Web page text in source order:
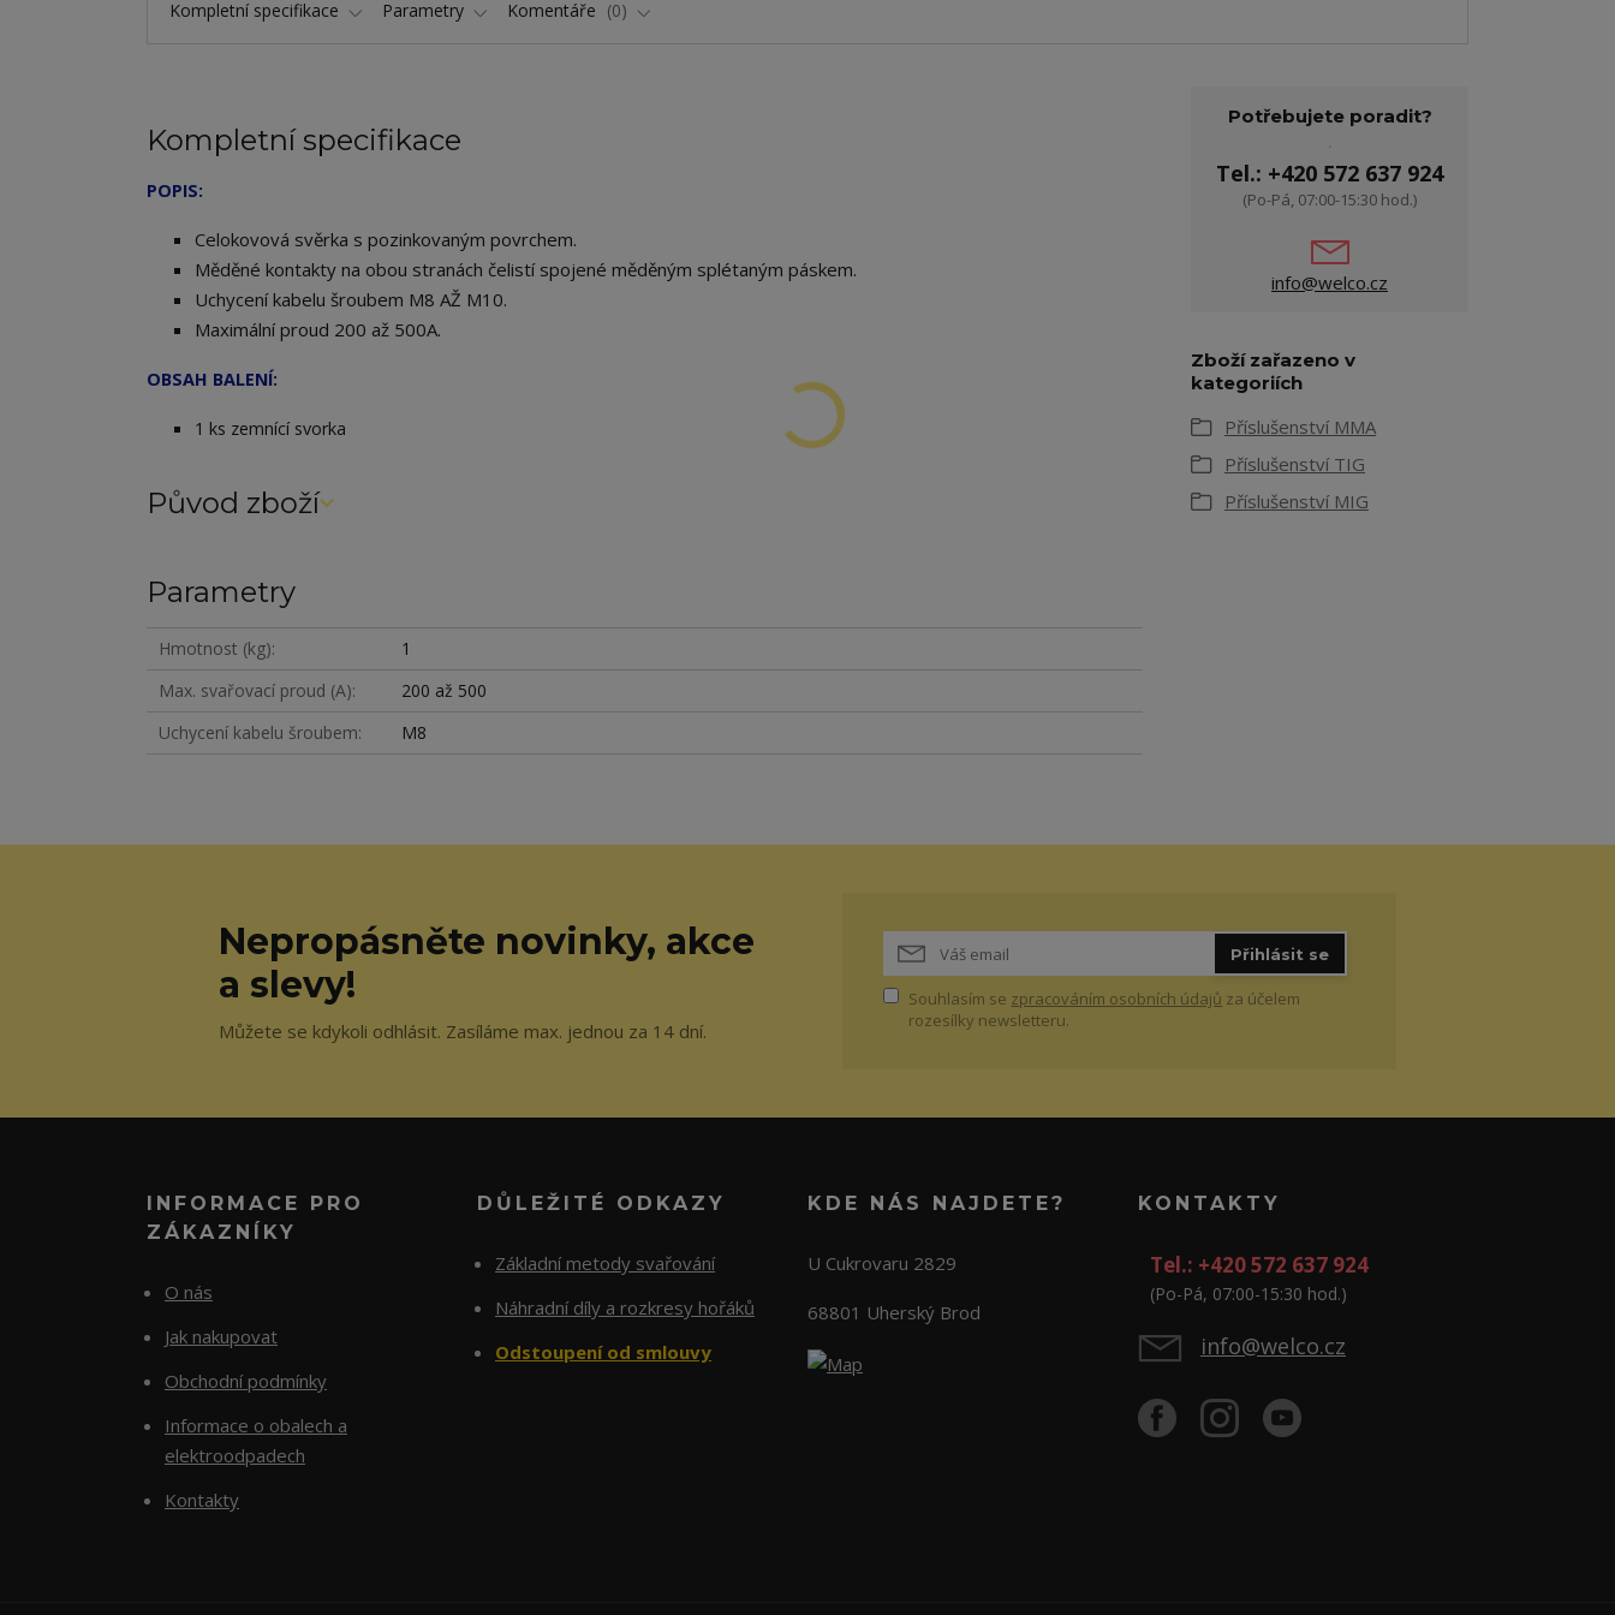
Kompletní specifikace Parametry Komentáře 0
Kompletní specifikace
POPIS:
Celokovová svěrka s pozinkovaným povrchem.
Měděné kontakty na obou stranách čelistí spojené měděným splétaným páskem.
Uchycení kabelu šroubem M8 AŽ M10.
Maximální proud 200 až 500A.
OBSAH BALENÍ:
1 ks zemnící svorka
Původ zboží
Parametry
Hmotnost (kg)
1
Max. svařovací proud (A)
200 až 500
Uchycení kabelu šroubem
M8
Potřebujete poradit?
Tel.: +420 572 637 924
(Po-Pá, 07:00-15:30 hod.)
info@welco.cz
Zboží zařazeno v
kategoriích
Příslušenství MMA
Příslušenství TIG
Příslušenství MIG
Nepropásněte novinky, akce
a slevy!
Můžete se kdykoli odhlásit. Zasíláme max. jednou za 14 dní.
Přihlásit se
Souhlasím se zpracováním osobních údajů za účelem
rozesílky newsletteru.
INFORMACE PRO
ZÁKAZNÍKY
O nás
Jak nakupovat
Obchodní podmínky
Informace o obalech a
elektroodpadech
Kontakty
DŮLEŽITÉ ODKAZY
Základní metody svařování
Náhradní díly a rozkresy hořáků
Odstoupení od smlouvy
KDE NÁS NAJDETE?
U Cukrovaru 2829
68801 Uherský Brod
KONTAKTY
Tel.: +420 572 637 924
(Po-Pá, 07:00-15:30 hod.)
info@welco.cz